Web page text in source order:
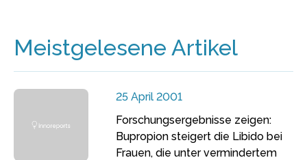
Meistgelesene Artikel
25 April 2001
Forschungsergebnisse zeigen:
Bupropion steigert die Libido bei
Frauen, die unter vermindertem